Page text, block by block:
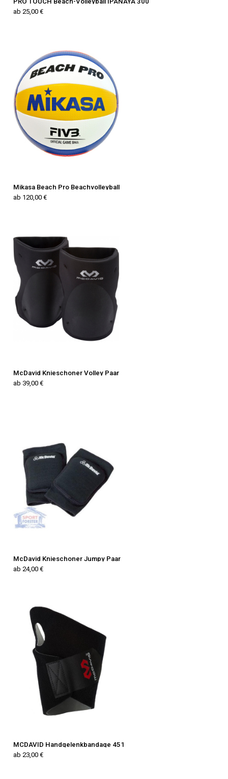
ab 25,00 €
Mikasa Beach Pro Beachvolleyball
ab 120,00 €
McDavid Knieschoner Volley Paar
ab 39,00 €
McDavid Knieschoner Jumpy Paar
ab 24,00 €
MCDAVID Handgelenkbandage 451
ab 23,00 €